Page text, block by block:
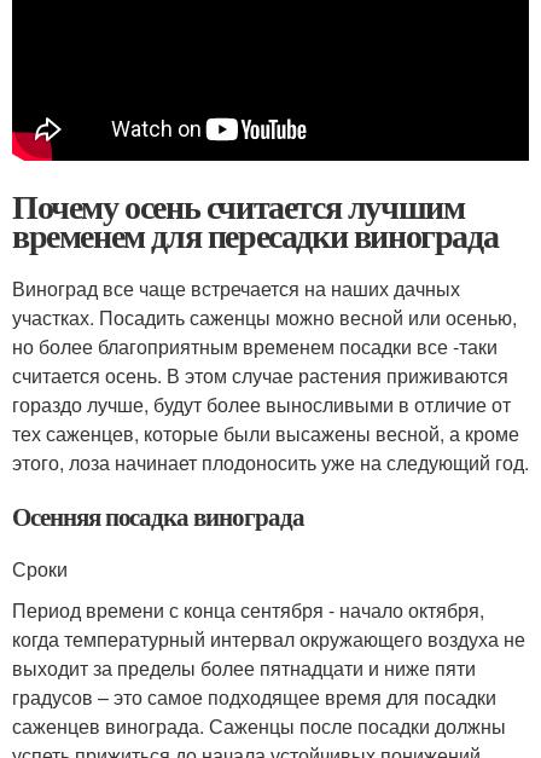
Почему осень считается лучшим
временем для пересадки винограда
Виноград все чаще встречается на наших дачных
участках. Посадить саженцы можно весной или осенью,
но более благоприятным временем посадки все -таки
считается осень. В этом случае растения приживаются
гораздо лучше, будут более выносливыми в отличие от
тех саженцев, которые были высажены весной, а кроме
этого, лоза начинает плодоносить уже на следующий год.
Осенняя посадка винограда
Сроки
Период времени с конца сентября - начало октября,
когда температурный интервал окружающего воздуха не
выходит за пределы более пятнадцати и ниже пяти
градусов – это самое подходящее время для посадки
саженцев винограда. Саженцы после посадки должны